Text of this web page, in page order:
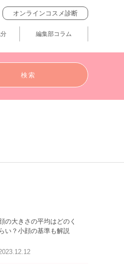
オンラインコスメ診断
編集部コラム
の大きさの平均はどのく
らい？小顔の基準も解説